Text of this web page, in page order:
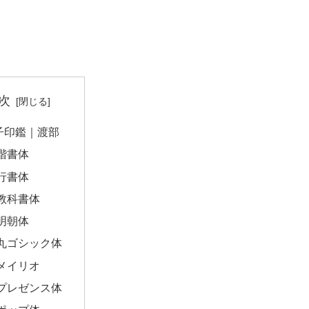
印鑑｜渡部
書体
書体
科書体
朝体
ゴシック体
イリオ
レゼンス体